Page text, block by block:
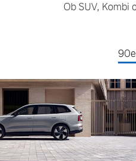
Ob SUV, Kombi